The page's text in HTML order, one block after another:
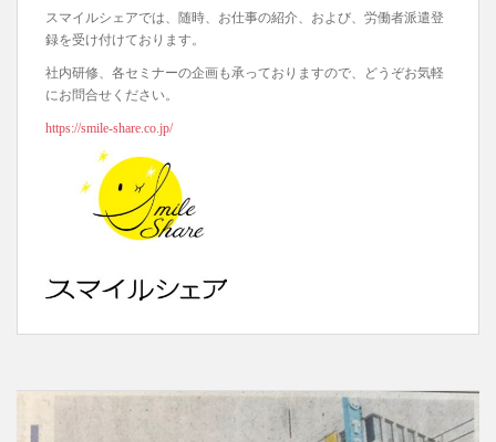
スマイルシェアでは、随時、お仕事の紹介、および、労働者派遣登
録を受け付けております。
社内研修、各セミナーの企画も承っておりますので、どうぞお気軽
にお問合せください。
https://smile-share.co.jp/